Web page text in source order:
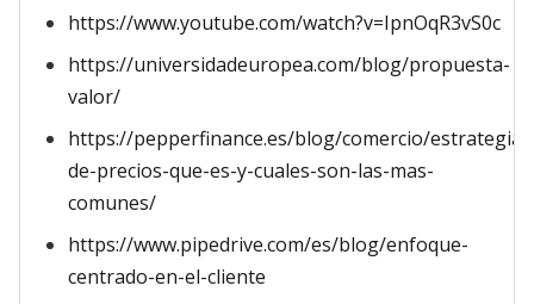
https://www.youtube.com/watch?v=IpnOqR3vS0c
https://universidadeuropea.com/blog/propuesta-
valor/
https://pepperfinance.es/blog/comercio/estrategia-
de-precios-que-es-y-cuales-son-las-mas-
comunes/
https://www.pipedrive.com/es/blog/enfoque-
centrado-en-el-cliente